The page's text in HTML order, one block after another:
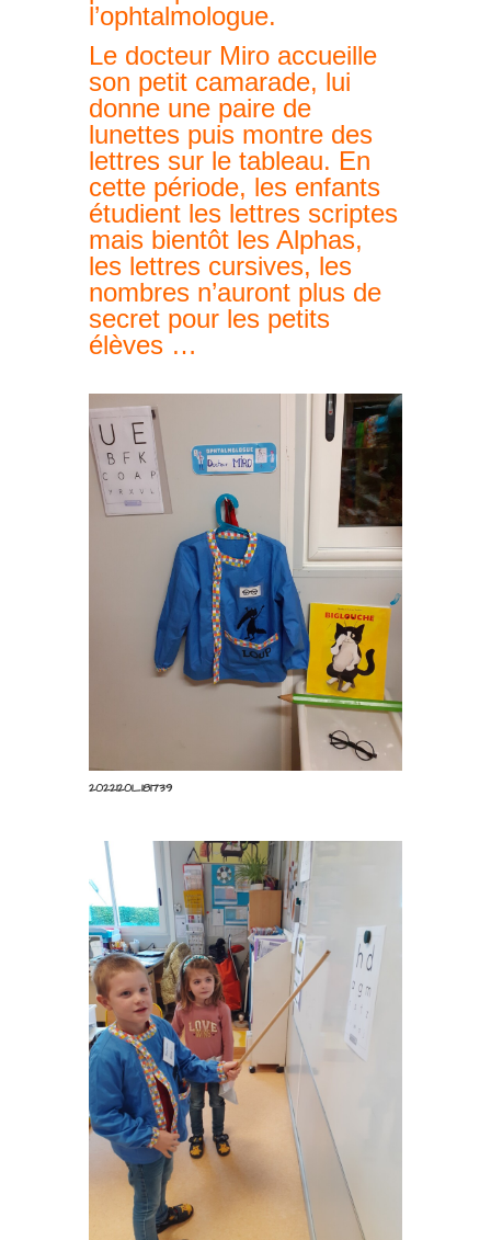
Apprendre le son (la
musique) des lettres
scriptes en s’amusant ! Tel
est l’objectif de cet atelier
en grande section. Chaque
enfant joue le rôle du
patient puis de
l’ophtalmologue.
Le docteur Miro accueille
son petit camarade, lui
donne une paire de
lunettes puis montre des
lettres sur le tableau. En
étudient les lettres scriptes
mais bientôt les Alphas,
les lettres cursives, les
nombres n’auront plus de
secret pour les petits
élèves …
20221201_181739